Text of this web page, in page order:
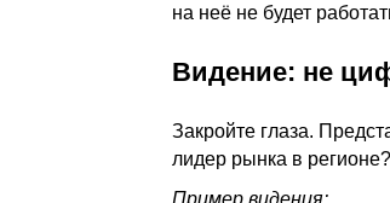
на неё не будет
Видение: не
Закройте глаза.
лидер рынка в
Пример видения: